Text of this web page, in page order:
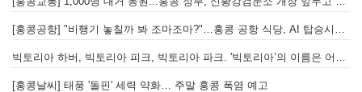
[홍콩날씨] 태풍 '돌핀' 세력 약화… 주말 홍콩 폭염 예고